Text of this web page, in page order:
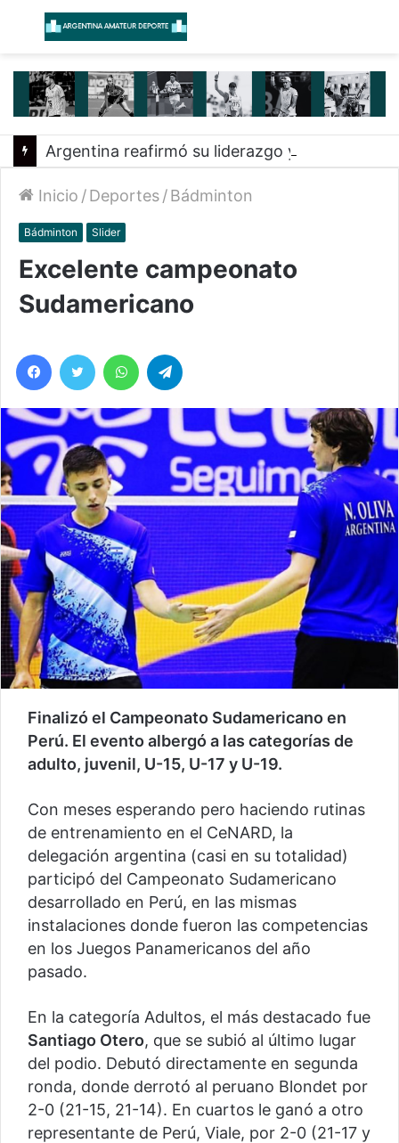
Menú
Inicio /Deportes/Bádminton
Bádminton Slider
Excelente campeonato
Sudamericano
Facebook
Twitter WhatsApp
Finalizó el Campeonato Sudamericano en
Perú. El evento albergó a las categorías de
adulto, juvenil, U-15, U-17 y U-19.
Con meses esperando pero haciendo rutinas
de entrenamiento en el CeNARD, la
delegación argentina (casi en su totalidad)
participó del Campeonato Sudamericano
desarrollado en Perú, en las mismas
instalaciones donde fueron las competencias
en los Juegos Panamericanos del año
pasado.
En la categoría Adultos, el más destacado fue
Santiago Otero, que se subió al último lugar
del podio. Debutó directamente en segunda
ronda, donde derrotó al peruano Blondet por
2-0 (21-15, 21-14). En cuartos le ganó a otro
representante de Perú, Viale, por 2-0 (21-17 y